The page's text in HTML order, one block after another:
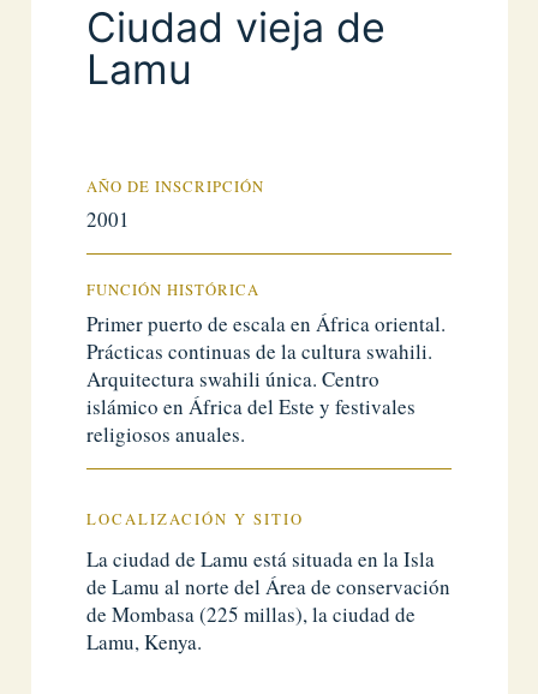
Ciudad vieja de
Lamu
AÑO DE INSCRIPCIÓN
2001
FUNCIÓN HISTÓRICA
Primer puerto de escala en África oriental.
Prácticas continuas de la cultura swahili.
Arquitectura swahili única. Centro
islámico en África del Este y festivales
religiosos anuales.
LOCALIZACIÓN Y SITIO
La ciudad de Lamu está situada en la Isla
de Lamu al norte del Área de conservación
de Mombasa (225 millas), la ciudad de
Lamu, Kenya.